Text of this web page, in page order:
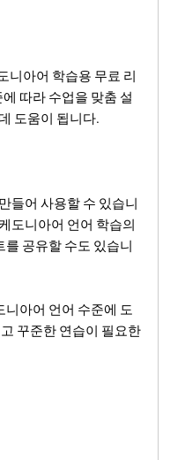
니아어 학습용 무료 리
따라 수업을 맞춤 설
도움이 됩니다.
들어 사용할 수 있습니
도니아어 언어 학습의
공유할 수도 있습니
아어 언어 수준에 도
꾸준한 연습이 필요한